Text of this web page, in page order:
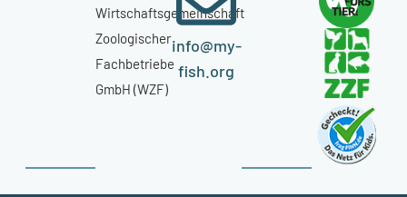
Wirtschaftsgemeinschaft
Zoologischer
Fachbetriebe
GmbH (WZF)
info@my-
fish.org